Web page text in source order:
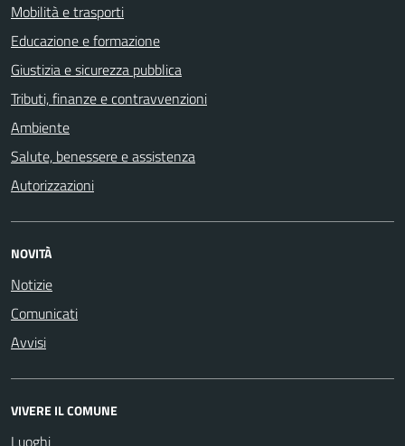
Mobilità e trasporti
Educazione e formazione
Giustizia e sicurezza pubblica
Tributi, finanze e contravvenzioni
Ambiente
Salute, benessere e assistenza
Autorizzazioni
NOVITÀ
Notizie
Comunicati
Avvisi
VIVERE IL COMUNE
Luoghi